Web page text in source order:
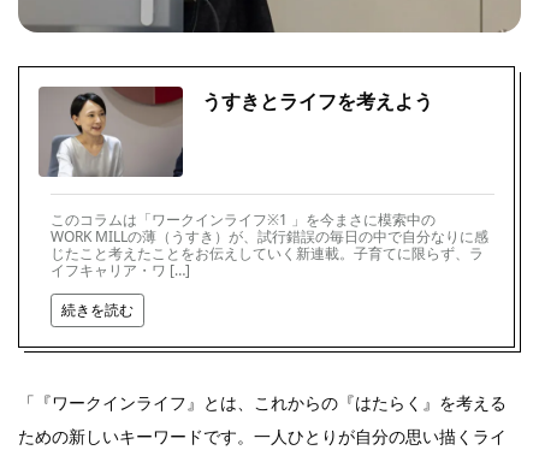
うすきとライフを考えよう
このコラムは「ワークインライフ※1 」を今まさに模索中の
WORK MILLの薄（うすき）が、試行錯誤の毎日の中で自分なりに感
じたこと考えたことをお伝えしていく新連載。子育てに限らず、ラ
イフキャリア・ワ […]
続きを読む
「『ワークインライフ』とは、これからの『はたらく』を考える
ための新しいキーワードです。一人ひとりが自分の思い描くライ